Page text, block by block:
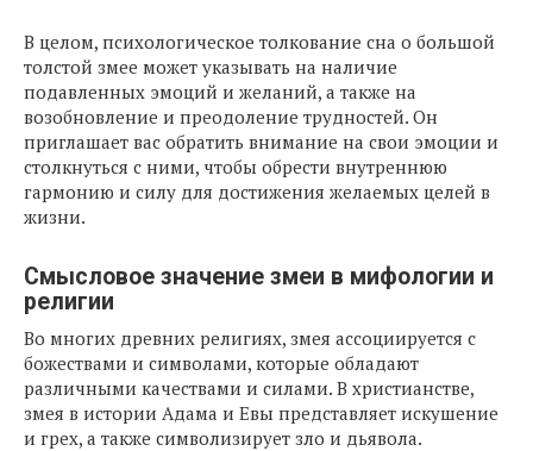
В целом, психологическое толкование сна о большой
толстой змее может указывать на наличие
подавленных эмоций и желаний, а также на
возобновление и преодоление трудностей. Он
приглашает вас обратить внимание на свои эмоции и
столкнуться с ними, чтобы обрести внутреннюю
гармонию и силу для достижения желаемых целей в
жизни.
Смысловое значение змеи в мифологии и
религии
Во многих древних религиях, змея ассоциируется с
божествами и символами, которые обладают
различными качествами и силами. В христианстве,
змея в истории Адама и Евы представляет искушение
и грех, а также символизирует зло и дьявола.